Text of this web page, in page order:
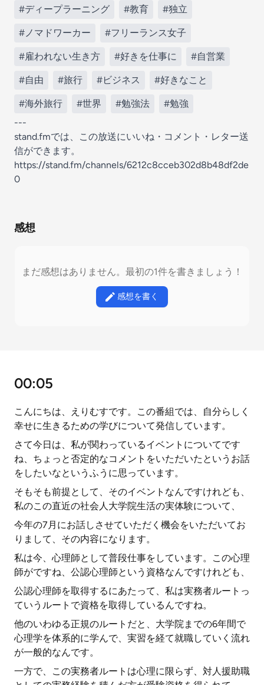
#ディープラーニング #教育 #独立
#ノマドワーカー #フリーランス女子
#雇われない生き方 #好きを仕事に #自営業
#自由 #旅行 #ビジネス #好きなこと
#海外旅行 #世界 #勉強法
#勉強
---
stand.fmでは、この放送にいいね・コメント・レター送
信ができます。
https://stand.fm/channels/6212c8cceb302d8b48df2de
0
感想
まだ感想はありません。最初の1件を書きましょう！
感想を書く
00:05
こんにちは、えりむすです。この番組では、自分らしく
幸せに生きるための学びについて発信しています。
さて今日は、私が関わっているイベントについてです
ね、ちょっと否定的なコメントをいただいたというお話
をしたいなというふうに思っています。
そもそも前提として、そのイベントなんですけれども、
私のこの直近の社会人大学院生活の実体験について、
今年の7月にお話しさせていただく機会をいただいてお
りまして、その内容になります。
私は今、心理師として普段仕事をしています。この心理
師がですね、公認心理師という資格なんですけれども、
公認心理師を取得するにあたって、私は実務者ルートっ
ていうルートで資格を取得しているんですね。
他のいわゆる正規のルートだと、大学院までの6年間で
心理学を体系的に学んで、実習を経て就職していく流れ
が一般的なんです。
一方で、この実務者ルートは心理に限らず、対人援助職